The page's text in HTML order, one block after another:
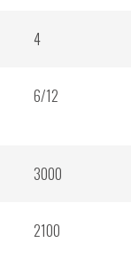
4
6/12
3000
2100